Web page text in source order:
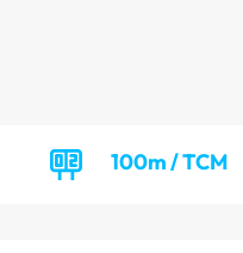
100m / TCM